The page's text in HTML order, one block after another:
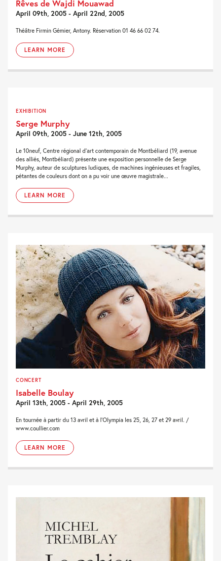
Rêves de Wajdi Mouawad
April 09th, 2005 - April 22nd, 2005
Théâtre Firmin Gémier, Antony. Réservation 01 46 66 02 74.
LEARN MORE
EXHIBITION
Serge Murphy
April 09th, 2005 - June 12th, 2005
Le 10neuf, Centre régional d’art contemporain de Montbéliard (19, avenue
des alliés, Montbéliard) présente une exposition personnelle de Serge
Murphy, auteur de sculptures ludiques, de machines ingénieuses et fragiles,
pétantes de couleurs dont on a pu voir une œuvre magistrale...
LEARN MORE
CONCERT
Isabelle Boulay
April 13th, 2005 - April 29th, 2005
En tournée à partir du 13 avril et à l'Olympia les 25, 26, 27 et 29 avril. /
www.coullier.com
LEARN MORE